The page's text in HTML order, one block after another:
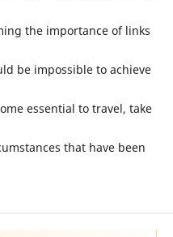
the importance of links
be impossible to achieve
essential to travel, take
that have been